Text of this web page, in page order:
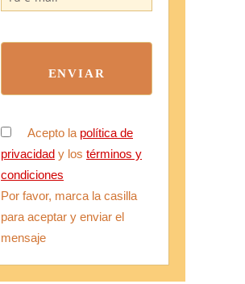
Acepto la política de
privacidad y los términos y
condiciones
Por favor, marca la casilla
para aceptar y enviar el
mensaje